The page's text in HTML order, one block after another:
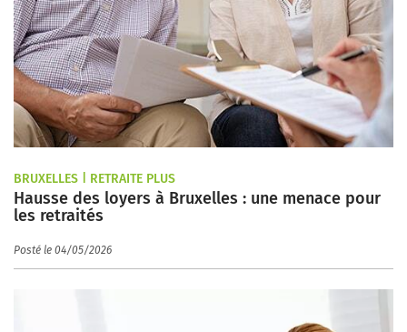
BRUXELLES | RETRAITE PLUS
Hausse des loyers à Bruxelles : une menace pour
les retraités
Posté le 04/05/2026